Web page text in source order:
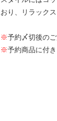
おり、リラック
※予約〆切後の
※予約商品に付